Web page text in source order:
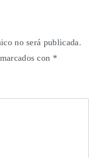
no será publicada.
con *